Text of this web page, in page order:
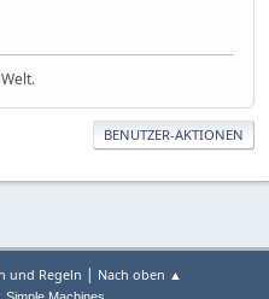
BENUTZER-AKTIONEN
und Regeln | Nach oben ▲